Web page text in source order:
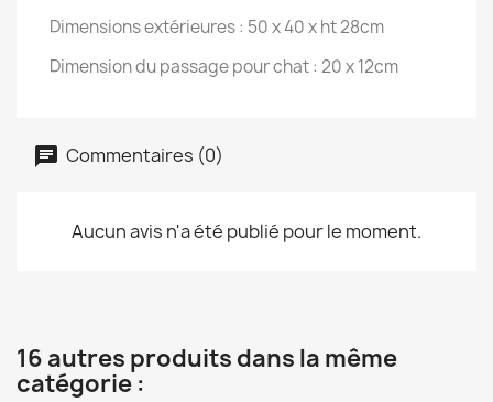
Dimensions extérieures : 50 x 40 x ht 28cm
Dimension du passage pour chat : 20 x 12cm
Commentaires (0)
Aucun avis n'a été publié pour le moment.
16 autres produits dans la même
catégorie :